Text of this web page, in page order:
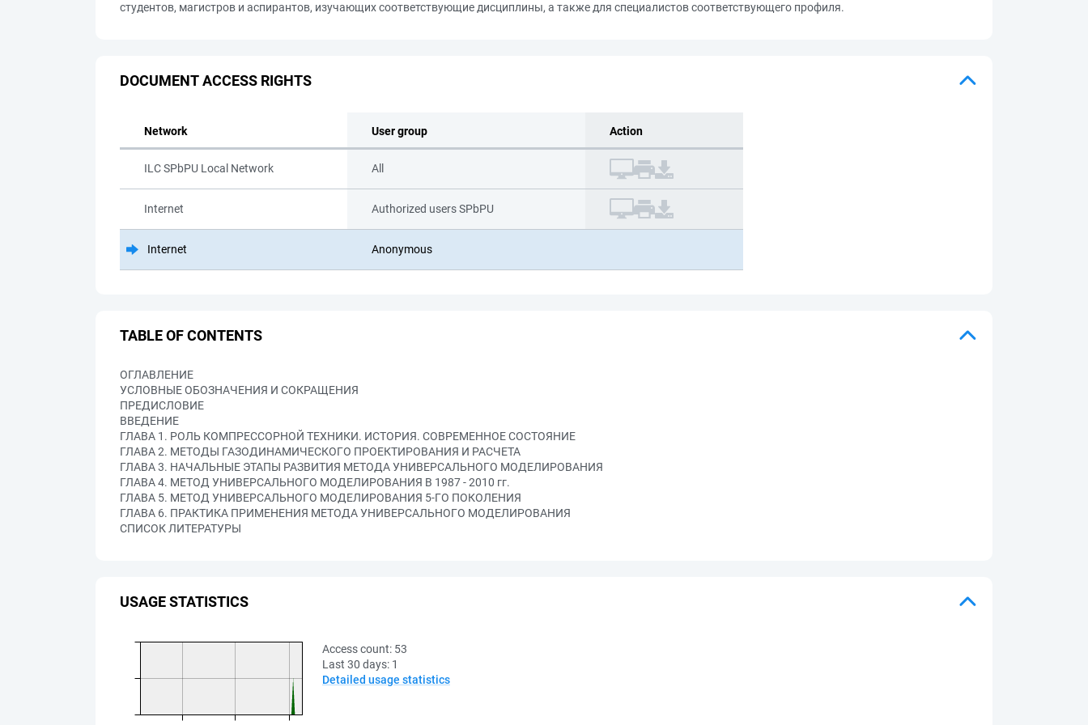
студентов, магистров и аспирантов, изучающих соответствующие дисциплины, а также для специалистов соответствующего профиля.
DOCUMENT ACCESS RIGHTS
Network User group Action
ILC SPbPU Local Network All
Internet Authorized users SPbPU
Internet Anonymous
TABLE OF CONTENTS
ОГЛАВЛЕНИЕ
УСЛОВНЫЕ ОБОЗНАЧЕНИЯ И СОКРАЩЕНИЯ
ПРЕДИСЛОВИЕ
ВВЕДЕНИЕ
ГЛАВА 1. РОЛЬ КОМПРЕССОРНОЙ ТЕХНИКИ. ИСТОРИЯ. СОВРЕМЕННОЕ СОСТОЯНИЕ
ГЛАВА 2. МЕТОДЫ ГАЗОДИНАМИЧЕСКОГО ПРОЕКТИРОВАНИЯ И РАСЧЕТА
ГЛАВА 3. НАЧАЛЬНЫЕ ЭТАПЫ РАЗВИТИЯ МЕТОДА УНИВЕРСАЛЬНОГО МОДЕЛИРОВАНИЯ
ГЛАВА 4. МЕТОД УНИВЕРСАЛЬНОГО МОДЕЛИРОВАНИЯ В 1987 - 2010 гг.
ГЛАВА 5. МЕТОД УНИВЕРСАЛЬНОГО МОДЕЛИРОВАНИЯ 5-ГО ПОКОЛЕНИЯ
ГЛАВА 6. ПРАКТИКА ПРИМЕНЕНИЯ МЕТОДА УНИВЕРСАЛЬНОГО МОДЕЛИРОВАНИЯ
СПИСОК ЛИТЕРАТУРЫ
USAGE STATISTICS
Access count: 53
Last 30 days: 1
Detailed usage statistics